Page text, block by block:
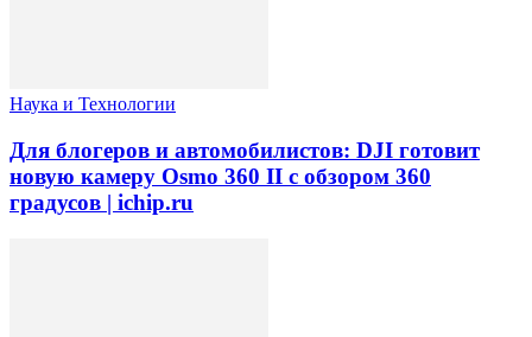
Наука и Технологии
Для блогеров и автомобилистов: DJI готовит
новую камеру Osmo 360 II с обзором 360
градусов | ichip.ru